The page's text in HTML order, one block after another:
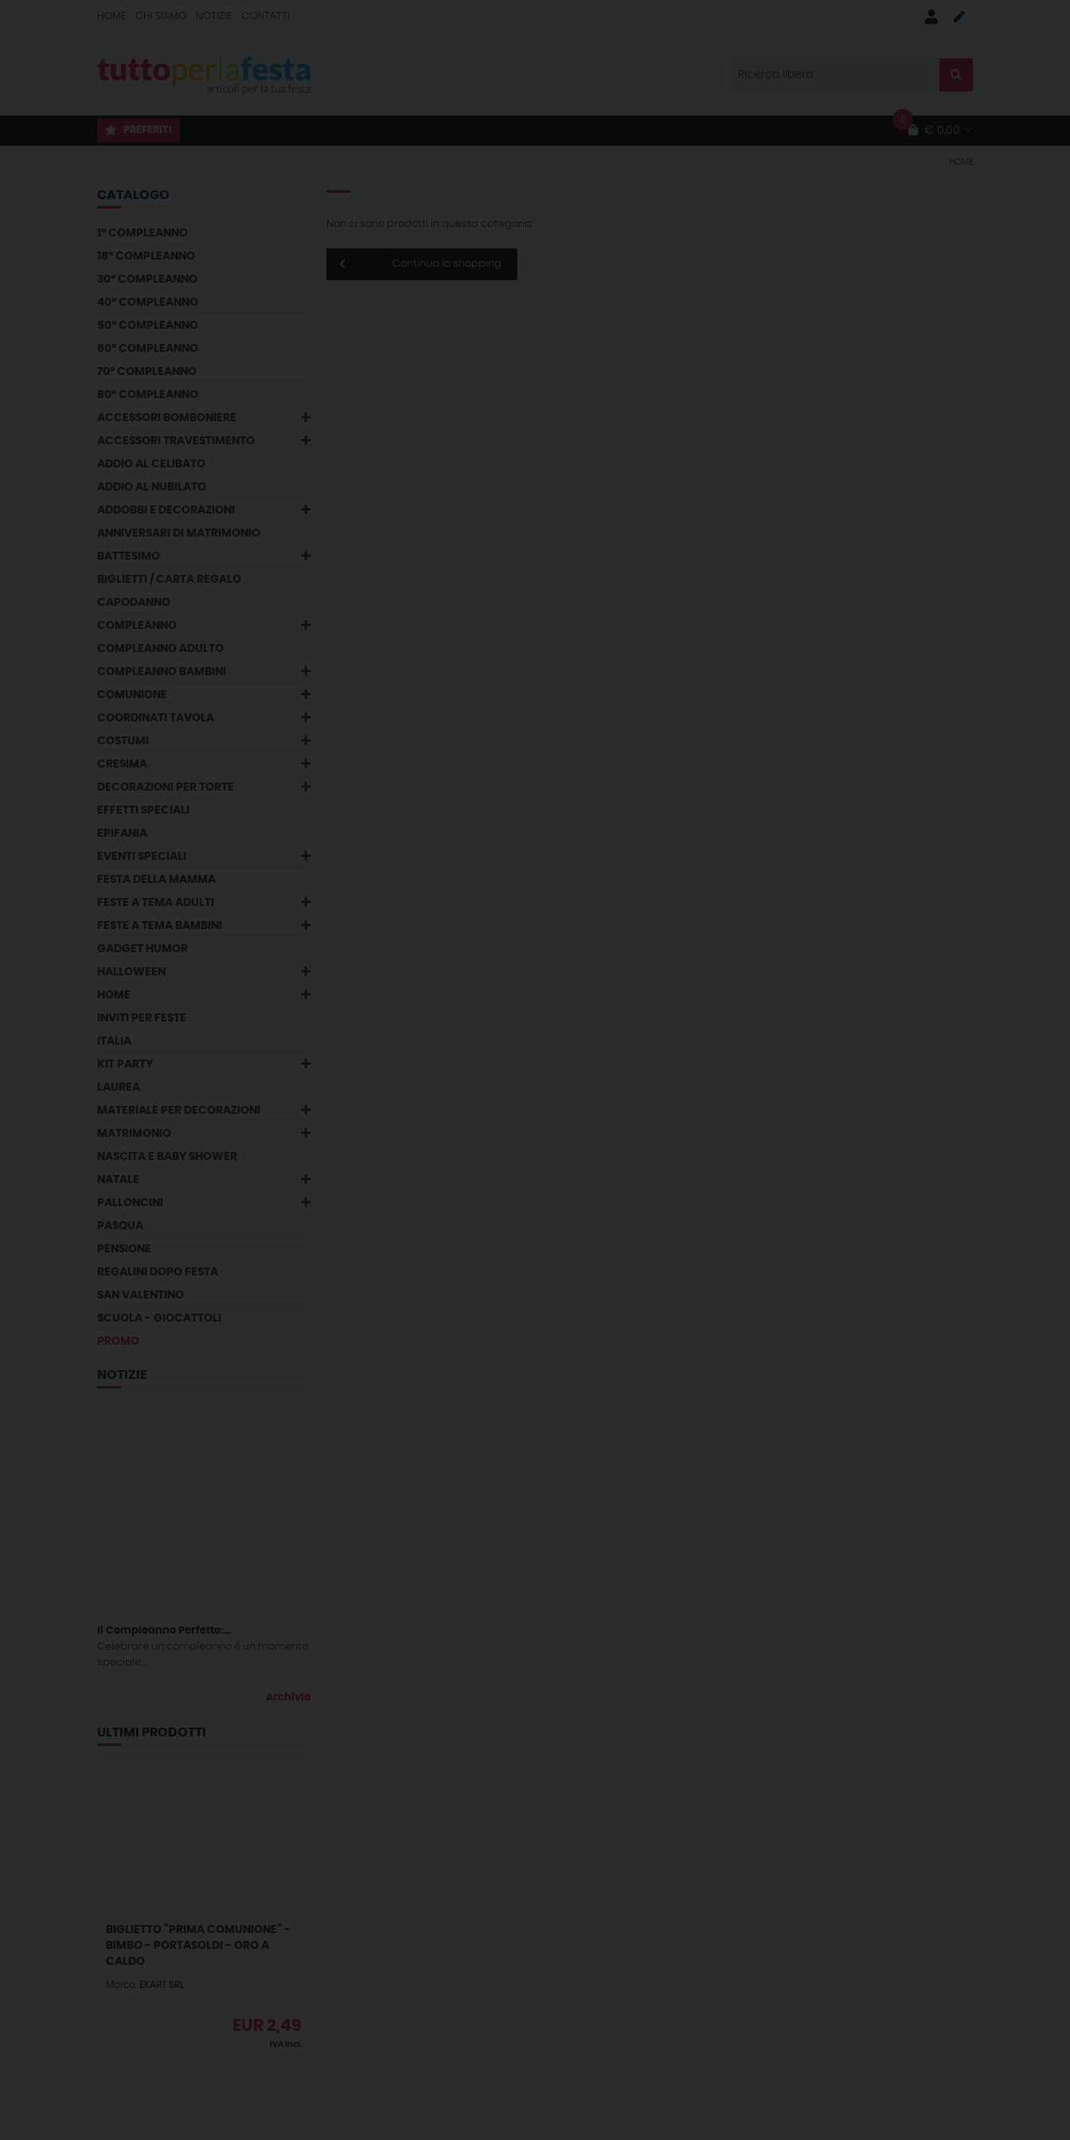
HOME CHI SIAMO NOTIZIE CONTATTI
PREFERITI
0
€ 0,00
HOME
CATALOGO
1° COMPLEANNO
18° COMPLEANNO
30° COMPLEANNO
40° COMPLEANNO
50° COMPLEANNO
60° COMPLEANNO
70° COMPLEANNO
80° COMPLEANNO
ACCESSORI BOMBONIERE
ACCESSORI TRAVESTIMENTO
ADDIO AL CELIBATO
ADDIO AL NUBILATO
ADDOBBI E DECORAZIONI
ANNIVERSARI DI MATRIMONIO
BATTESIMO
BIGLIETTI / CARTA REGALO
CAPODANNO
COMPLEANNO
COMPLEANNO ADULTO
COMPLEANNO BAMBINI
COMUNIONE
COORDINATI TAVOLA
COSTUMI
CRESIMA
DECORAZIONI PER TORTE
EFFETTI SPECIALI
EPIFANIA
EVENTI SPECIALI
FESTA DELLA MAMMA
FESTE A TEMA ADULTI
FESTE A TEMA BAMBINI
GADGET HUMOR
HALLOWEEN
HOME
INVITI PER FESTE
ITALIA
KIT PARTY
LAUREA
MATERIALE PER DECORAZIONI
MATRIMONIO
NASCITA E BABY SHOWER
NATALE
PALLONCINI
PASQUA
PENSIONE
REGALINI DOPO FESTA
SAN VALENTINO
SCUOLA - GIOCATTOLI
PROMO
NOTIZIE
Il Compleanno Perfetto:...
Celebrare un compleanno è un momento
speciale,...
Archivio
ULTIMI PRODOTTI
BIGLIETTO ”PRIMA COMUNIONE” -
BIMBO - PORTASOLDI - ORO A
CALDO
Marca: EKART SRL
EUR 2,49
IVA incl.
Non ci sono prodotti in questa categoria.
Continua lo shopping